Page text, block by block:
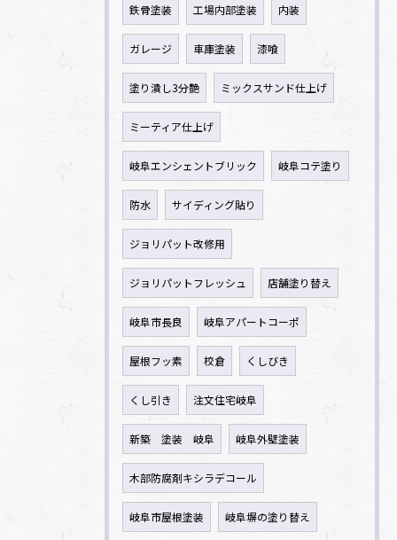
鉄骨塗装 工場内部塗装 内装
ガレージ 車庫塗装 漆喰
塗り潰し3分艶 ミックスサンド仕上げ
ミーティア仕上げ
岐阜エンシェントブリック 岐阜コテ塗り
防水 サイディング貼り
ジョリパット改修用
ジョリパットフレッシュ 店舗塗り替え
岐阜市長良 岐阜アパートコーポ
屋根フッ素 校倉 くしびき
くし引き 注文住宅岐阜
新築 塗装 岐阜 岐阜外壁塗装
木部防腐剤キシラデコール
岐阜市屋根塗装 岐阜塀の塗り替え